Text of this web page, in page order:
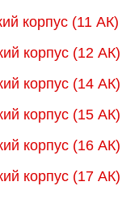
корпус (11 АК)
корпус (12 АК)
корпус (14 АК)
корпус (15 АК)
корпус (16 АК)
корпус (17 АК)